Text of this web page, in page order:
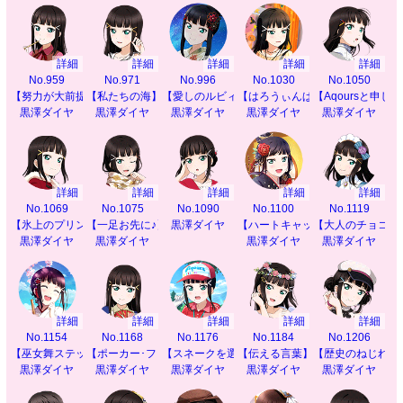
詳細
No.959
【努力が大前提】
黒澤ダイヤ
詳細
No.971
【私たちの海】
黒澤ダイヤ
詳細
No.996
【愛しのルビィ】
黒澤ダイヤ
詳細
No.1030
【はろうぃんぱーてぃ】
黒澤ダイヤ
詳細
No.1050
【Aqoursと申し
黒澤ダイヤ
詳細
No.1069
【氷上のプリンセス】
黒澤ダイヤ
詳細
No.1075
【一足お先に♪】
黒澤ダイヤ
詳細
No.1090
黒澤ダイヤ
詳細
No.1100
【ハートキャッチ♪】
黒澤ダイヤ
詳細
No.1119
【大人のチョコ
黒澤ダイヤ
詳細
No.1154
【巫女舞ステップ】
黒澤ダイヤ
詳細
No.1168
【ポーカー･フェイス】
黒澤ダイヤ
詳細
No.1176
【スネークを選んだ理由】
黒澤ダイヤ
詳細
No.1184
【伝える言葉】
黒澤ダイヤ
詳細
No.1206
【歴史のねじれ】
黒澤ダイヤ